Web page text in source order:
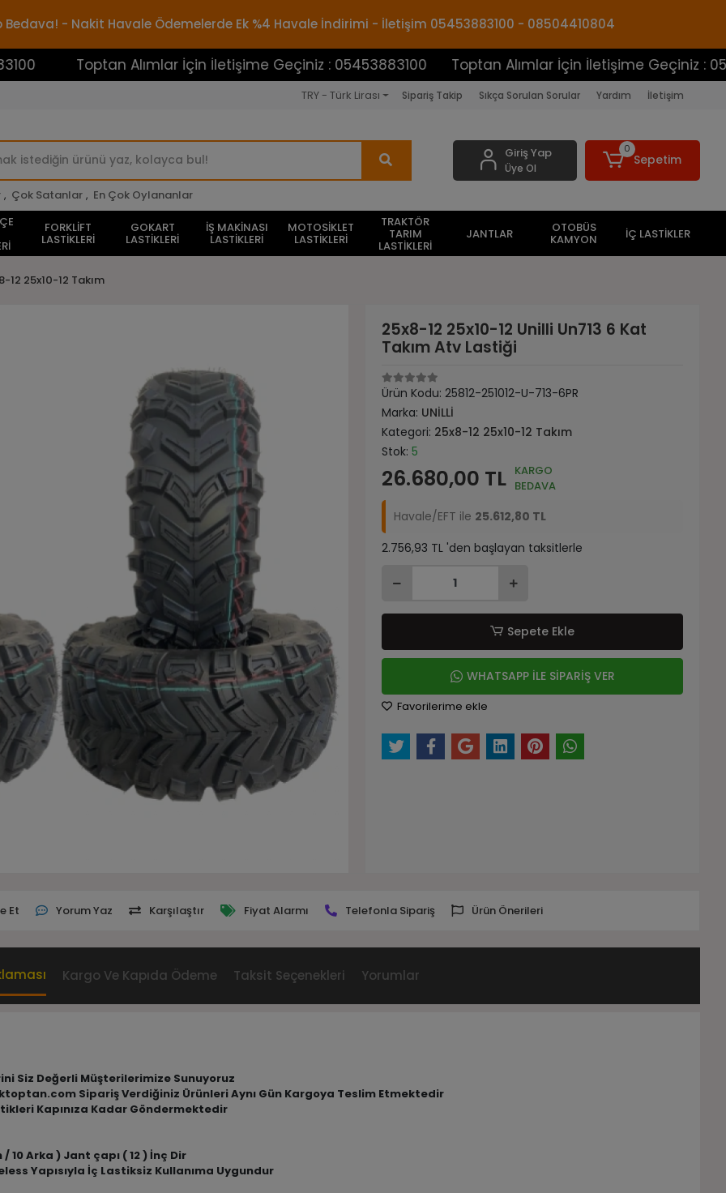
Bedava! - Nakit Havale Ödemelerde Ek %4 Havale İndirimi - İletişim 05453883100 - 08504410804
Toptan Alımlar İçin İletişime Geçiniz : 05453883100 Toptan Alımlar İçin İletişime Geçiniz :
TRY - Türk Lirası Sipariş Takip Sıkça Sorulan Sorular Yardım İletişim
, Çok Satanlar , En Çok Oylananlar
Giriş Yap
Üye Ol
0
Sepetim
FORKLİFT
LASTİKLERİ
GOKART
LASTİKLERİ
İŞ MAKİNASI
LASTİKLERİ
MOTOSİKLET
LASTİKLERİ
TRAKTÖR
TARIM
LASTİKLERİ
JANTLAR OTOBÜS
KAMYON İÇ LASTİKLER
12 25x10-12 Takım
25x8-12 25x10-12 Unilli Un713 6 Kat
Takım Atv Lastiği
Ürün Kodu:25812-251012-U-713-6PR
Marka: UNİLLİ
Kategori: 25x8-12 25x10-12 Takım
Stok:5
26.680,00 TL KARGO
BEDAVA
Havale/EFT ile 25.612,80 TL
2.756,93 TL 'den başlayan taksitlerle
Sepete Ekle
WHATSAPP İLE SİPARİŞ VER
Favorilerime ekle
Et Yorum Yaz Karşılaştır Fiyat Alarmı Telefonla Sipariş Ürün Önerileri
Kargo Ve Kapıda Ödeme Taksit Seçenekleri Yorumlar
Siz Değerli Müşterilerimize Sunuyoruz
Sipariş Verdiğiniz Ürünleri Aynı Gün Kargoya Teslim Etmektedir
Kapınıza Kadar Göndermektedir
10 Arka ) Jant çapı ( 12 ) İnç Dir
Yapısıyla İç Lastiksiz Kullanıma Uygundur